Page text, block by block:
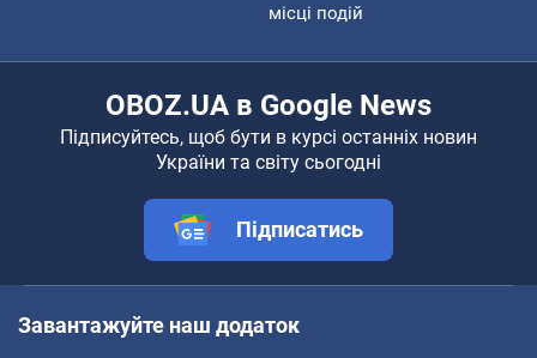
місці подій
OBOZ.UA в Google News
Підписуйтесь, щоб бути в курсі останніх новин
України та світу сьогодні
Підписатись
Завантажуйте наш додаток